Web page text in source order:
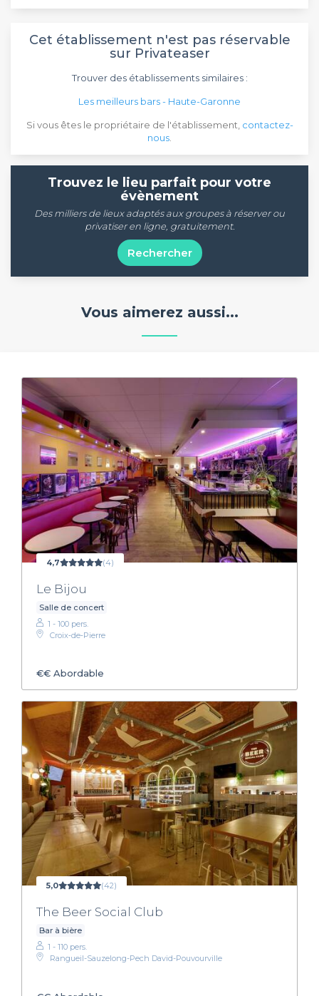
Cet établissement n'est pas réservable
sur Privateaser
Trouver des établissements similaires :
Les meilleurs bars - Haute-Garonne
Si vous êtes le propriétaire de l'établissement, contactez-
nous
Trouvez le lieu parfait pour votre
évènement
Des milliers de lieux adaptés aux groupes à réserver ou
privatiser en ligne, gratuitement.
Rechercher
Vous aimerez aussi...
4,7 (4)
Le Bijou
Salle de concert
1 - 100 pers.
Croix‑de‑Pierre
€€ Abordable
5,0 (42)
The Beer Social Club
Bar à bière
1 - 110 pers.
Rangueil-Sauzelong-Pech David-Pouvourville